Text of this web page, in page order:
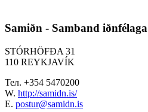
Samiðn - Samband iðnfélaga
STÓRHÖFÐA 31
110 REYKJAVÍK
Тел. +354 5470200
W. http://samidn.is/
E. postur@samidn.is